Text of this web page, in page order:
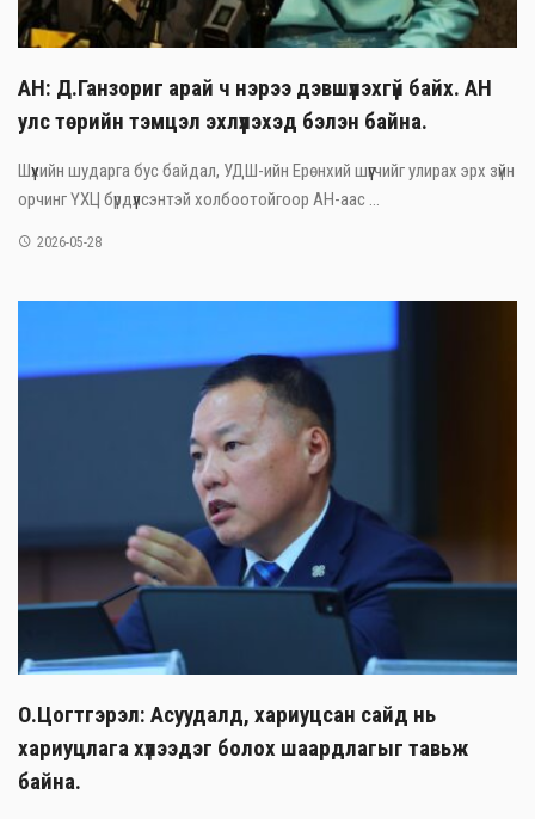
АН: Д.Ганзориг арай ч нэрээ дэвшүүлэхгүй байх. АН
улс төрийн тэмцэл эхлүүлэхэд бэлэн байна.
Шүүхийн шударга бус байдал, УДШ-ийн Ерөнхий шүүгчийг улирах эрх зүйн
орчинг ҮХЦ бүрдүүлсэнтэй холбоотойгоор АН-аас ...
2026-05-28
О.Цогтгэрэл: Асуудалд, хариуцсан сайд нь
хариуцлага хүлээдэг болох шаардлагыг тавьж
байна.